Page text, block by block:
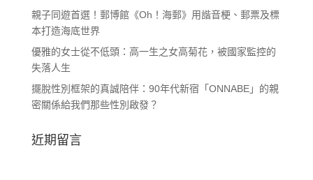
親子同遊首選！郵博館《Oh！海郵》用諧音梗、郵票及標
本打造海底世界
優雅的女士從不低頭：高一生之女高菊花，被國家監控的
失落人生
擺脫性別框架的真誠陪伴：90年代新宿「ONNABE」的親
密關係給我們那些性別啟發？
近期留言